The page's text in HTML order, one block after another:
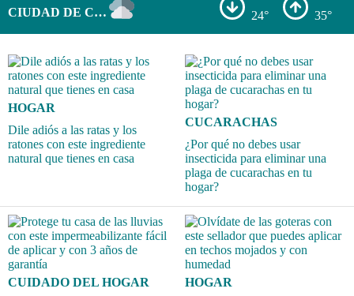
CIUDAD DE COLÓN 24° 35°
HOGAR
Dile adiós a las ratas y los
ratones con este ingrediente
natural que tienes en casa
CUCARACHAS
¿Por qué no debes usar
insecticida para eliminar una
plaga de cucarachas en tu
hogar?
CUIDADO DEL HOGAR
HOGAR